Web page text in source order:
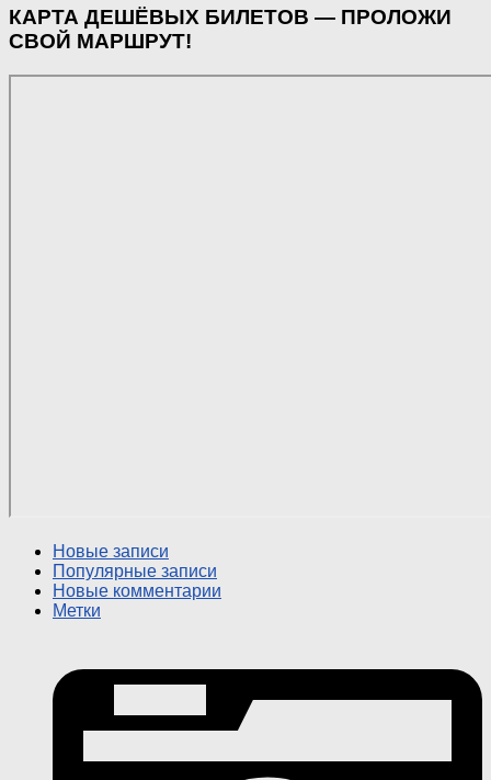
КАРТА ДЕШЁВЫХ БИЛЕТОВ — ПРОЛОЖИ
СВОЙ МАРШРУТ!
Новые записи
Популярные записи
Новые комментарии
Метки